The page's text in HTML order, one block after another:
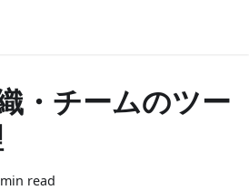
・チームのツー
read